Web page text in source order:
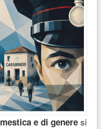
e di genere si